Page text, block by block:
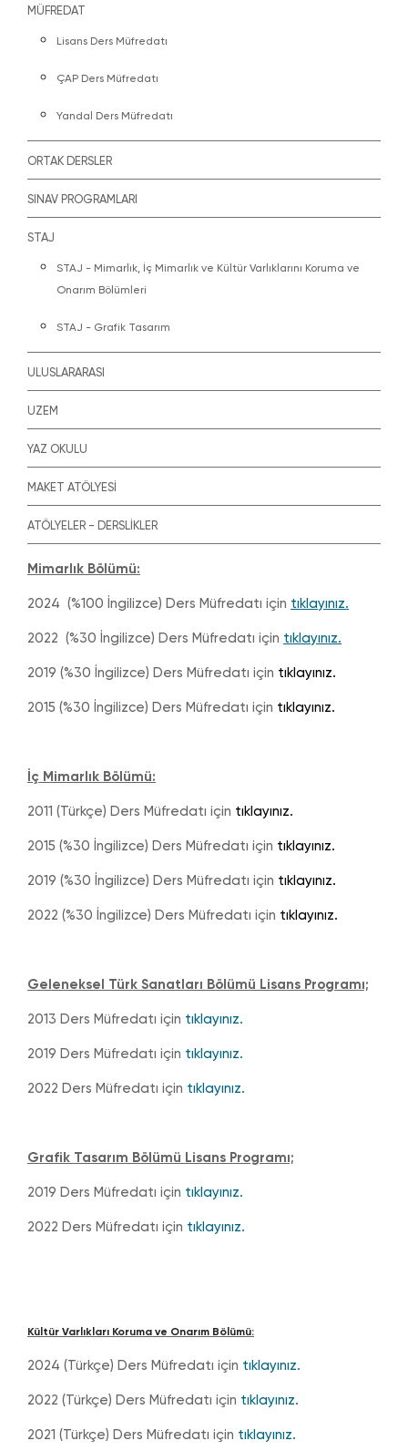
MÜFREDAT
Lisans Ders Müfredatı
ÇAP Ders Müfredatı
Yandal Ders Müfredatı
ORTAK DERSLER
SINAV PROGRAMLARI
STAJ
STAJ - Mimarlık, İç Mimarlık ve Kültür Varlıklarını Koruma ve
Onarım Bölümleri
STAJ - Grafik Tasarım
ULUSLARARASI
UZEM
YAZ OKULU
MAKET ATÖLYESİ
ATÖLYELER - DERSLİKLER
Mimarlık Bölümü:
2024 (%100 İngilizce) Ders Müfredatı için tıklayınız.
2022 (%30 İngilizce) Ders Müfredatı için tıklayınız.
2019 (%30 İngilizce) Ders Müfredatı için tıklayınız.
2015 (%30 İngilizce) Ders Müfredatı için tıklayınız.
İç Mimarlık Bölümü:
2011 (Türkçe) Ders Müfredatı için tıklayınız.
2015 (%30 İngilizce) Ders Müfredatı için tıklayınız.
2019 (%30 İngilizce) Ders Müfredatı için tıklayınız.
2022 (%30 İngilizce) Ders Müfredatı için tıklayınız.
Geleneksel Türk Sanatları Bölümü Lisans Programı;
2013 Ders Müfredatı için tıklayınız.
2019 Ders Müfredatı için tıklayınız.
2022 Ders Müfredatı için tıklayınız.
Grafik Tasarım Bölümü Lisans Programı;
2019 Ders Müfredatı için tıklayınız.
2022 Ders Müfredatı için tıklayınız.
Kültür Varlıkları Koruma ve Onarım Bölümü:
2024 (Türkçe) Ders Müfredatı için tıklayınız.
2022 (Türkçe) Ders Müfredatı için tıklayınız.
2021 (Türkçe) Ders Müfredatı için tıklayınız.